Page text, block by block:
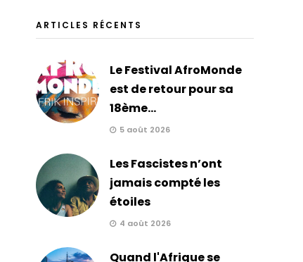
ARTICLES RÉCENTS
Le Festival AfroMonde
est de retour pour sa
18ème...
5 août 2026
Les Fascistes n’ont
jamais compté les
étoiles
4 août 2026
Quand l'Afrique se